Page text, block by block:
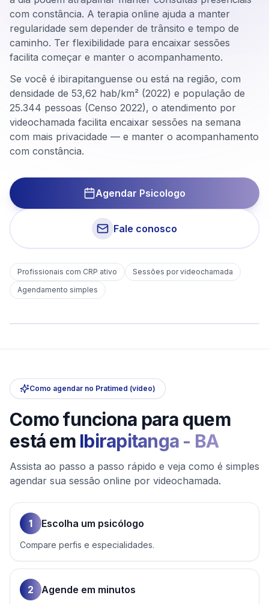
com constância. A terapia online ajuda a manter
regularidade sem depender de trânsito e tempo de
caminho. Ter flexibilidade para encaixar sessões
facilita começar e manter o acompanhamento.
Se você é ibirapitanguense ou está na região, com
densidade de 53,62 hab/km² (2022) e população de
25.344 pessoas (Censo 2022), o atendimento por
videochamada facilita encaixar sessões na semana
com mais privacidade — e manter o acompanhamento
com constância.
Agendar Psicologo
Fale conosco
Profissionais com CRP ativo
Sessões por videochamada
Agendamento simples
Como agendar no Pratimed (vídeo)
Como funciona para quem
está em Ibirapitanga - BA
Assista ao passo a passo rápido e veja como é simples
agendar sua sessão online por videochamada.
1 Escolha um psicólogo
Compare perfis e especialidades.
2 Agende em minutos